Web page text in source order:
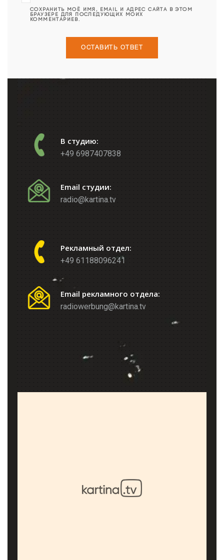
СОХРАНИТЬ МОЁ ИМЯ, EMAIL И АДРЕС САЙТА В ЭТОМ
БРАУЗЕРЕ ДЛЯ ПОСЛЕДУЮЩИХ МОИХ
КОММЕНТАРИЕВ.
В студию:
+49 6987407838
Email студии:
radio@kartina.tv
Рекламный отдел:
+49 61188096241
Email рекламного отдела:
radiowerbung@kartina.tv